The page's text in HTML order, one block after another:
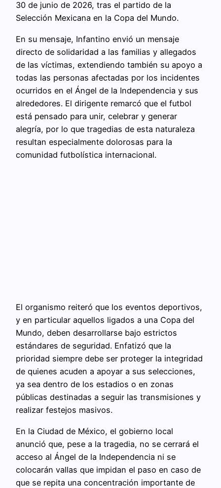
30 de junio de 2026, tras el partido de la
Selección Mexicana en la Copa del Mundo.
En su mensaje, Infantino envió un mensaje
directo de solidaridad a las familias y allegados
de las víctimas, extendiendo también su apoyo a
todas las personas afectadas por los incidentes
ocurridos en el Ángel de la Independencia y sus
alrededores. El dirigente remarcó que el futbol
está pensado para unir, celebrar y generar
alegría, por lo que tragedias de esta naturaleza
resultan especialmente dolorosas para la
comunidad futbolística internacional.
El organismo reiteró que los eventos deportivos,
y en particular aquellos ligados a una Copa del
Mundo, deben desarrollarse bajo estrictos
estándares de seguridad. Enfatizó que la
prioridad siempre debe ser proteger la integridad
de quienes acuden a apoyar a sus selecciones,
ya sea dentro de los estadios o en zonas
públicas destinadas a seguir las transmisiones y
realizar festejos masivos.
En la Ciudad de México, el gobierno local
anunció que, pese a la tragedia, no se cerrará el
acceso al Ángel de la Independencia ni se
colocarán vallas que impidan el paso en caso de
que se repita una concentración importante de